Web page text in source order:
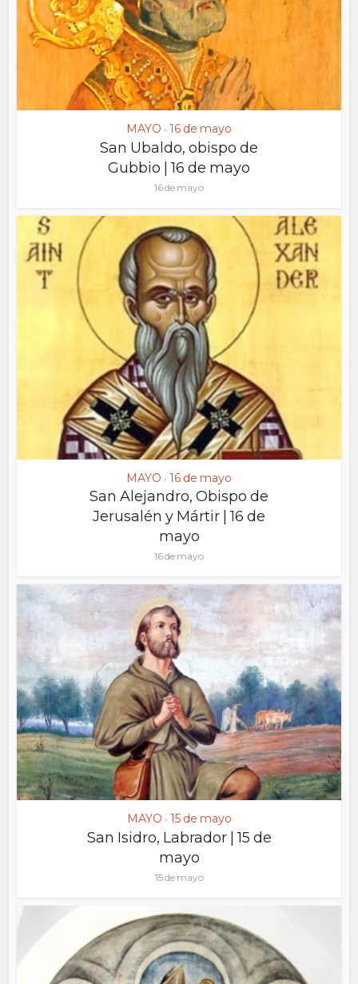
MAYO • 16 de mayo
San Ubaldo, obispo de
Gubbio | 16 de mayo
16 de mayo
MAYO • 16 de mayo
San Alejandro, Obispo de
Jerusalén y Mártir | 16 de
mayo
16 de mayo
MAYO • 15 de mayo
San Isidro, Labrador | 15 de
mayo
15 de mayo